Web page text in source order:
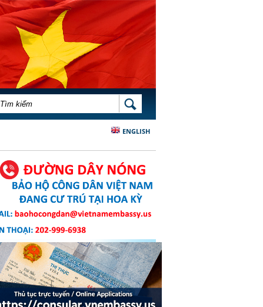
BIỂU MẪU TÌM KIẾM TÌM KIẾM
ENGLISH